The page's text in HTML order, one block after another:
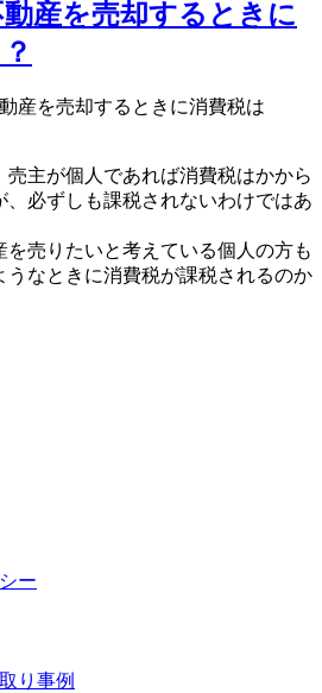
産を売却するときに
主が個人であれば消費税はかから
、必ずしも課税されないわけではあ
を売りたいと考えている個人の方も
うなときに消費税が課税されるのか
ー
り事例